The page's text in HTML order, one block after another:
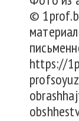
©
https://